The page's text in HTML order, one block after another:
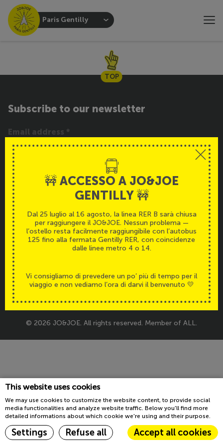
This website uses cookies
We may use cookies to customize the website content, to provide social
media functionalities and analyze website traffic. Below you'll find more
detailed informations about which cookie we're using and their purpose.
Settings Refuse all Accept all cookies
Paris Gentilly
TOP
Service
Legals
Accessibilità
Subscribe to our newsletter
SUBSCRIBE
Italiano
© 2026 JO&JOE. All rights reserved. Member of ALL.
🚧 ACCESSO A JO&JOE
GENTILLY 🚧
Dal 25 luglio al 16 agosto, la linea RER B sarà chiusa
per raggiungere il JO&JOE. Nessun problema —
l’ostello resta facilmente raggiungibile con l’autobus
125 fino alla fermata Gentilly RER, con coincidenze
dalle linee metro 4 o 14.
Vi consigliamo di prevedere un po’ più di tempo per il
viaggio e non vediamo l’ora di darvi il benvenuto 💛